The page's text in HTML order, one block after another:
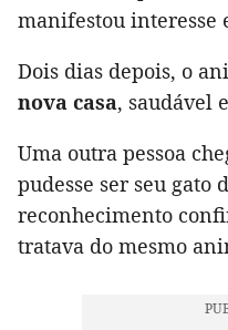
manifestou interesse
Dois dias depois, o
nova casa, saudável
Uma outra pessoa
pudesse ser seu gato
reconhecimento
tratava do mesmo